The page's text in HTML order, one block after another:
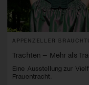
APPENZELLER
Trachten – Mehr als
Eine Ausstellung zur
Frauentracht.